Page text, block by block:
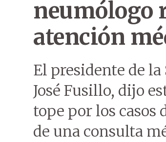
neumólogo
atención
El presidente de
José Fusillo, dijo
tope por los casos
de una consulta